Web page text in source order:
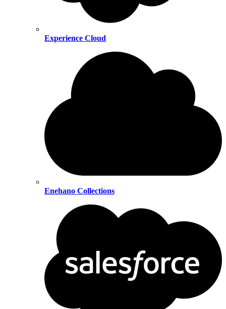
Experience Cloud
Enehano Collections